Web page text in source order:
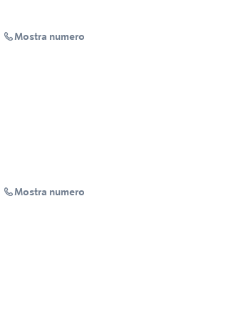
Mostra numero
Mostra numero